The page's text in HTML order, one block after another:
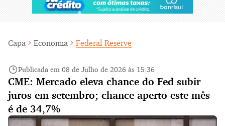
Capa Economia Federal Reserve
Publicada em 08 de Julho de 2026 às 15:36
CME: Mercado eleva chance do Fed subir
juros em setembro; chance aperto este mês
é de 34,7%